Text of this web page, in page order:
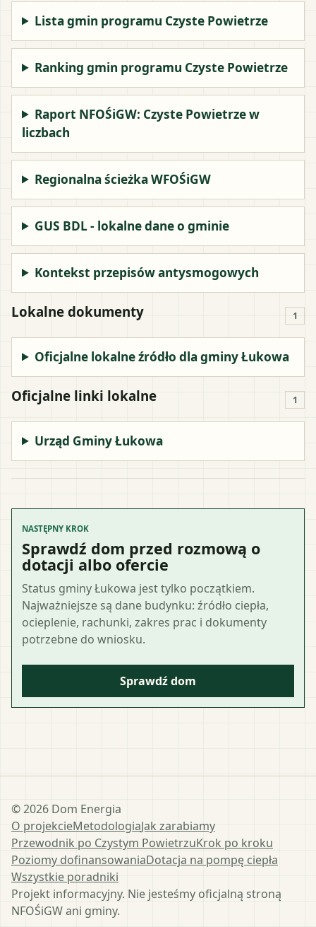
Lista gmin programu Czyste Powietrze
Ranking gmin programu Czyste Powietrze
Raport NFOŚiGW: Czyste Powietrze w
liczbach
Regionalna ścieżka WFOŚiGW
GUS BDL - lokalne dane o gminie
Kontekst przepisów antysmogowych
Lokalne dokumenty 1
Oficjalne lokalne źródło dla gminy Łukowa
Oficjalne linki lokalne 1
Urząd Gminy Łukowa
NASTĘPNY KROK
Sprawdź dom przed rozmową o
dotacji albo ofercie
Status gminy Łukowa jest tylko początkiem.
Najważniejsze są dane budynku: źródło ciepła,
ocieplenie, rachunki, zakres prac i dokumenty
potrzebne do wniosku.
Sprawdź dom
©2026 Dom Energia
O projekcieMetodologiaJak zarabiamy
Przewodnik po Czystym PowietrzuKrok po kroku
Poziomy dofinansowaniaDotacja na pompę ciepła
Wszystkie poradniki
Projekt informacyjny. Nie jesteśmy oficjalną stroną
NFOŚiGW ani gminy.